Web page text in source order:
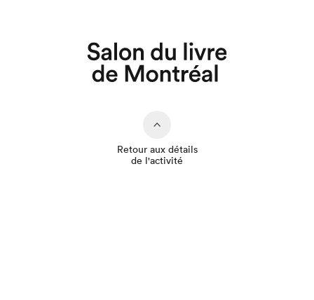
Retour aux détails
de l'activité